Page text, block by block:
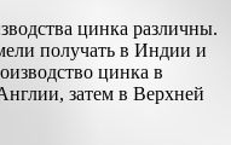
цинка различны.
получать в Индии и
цинка в
затем в Верхней